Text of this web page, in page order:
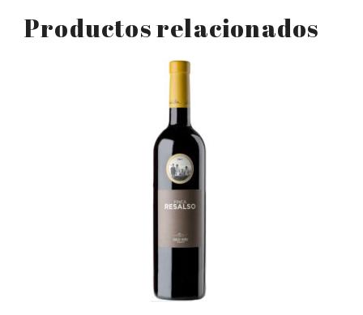
Productos relacionados